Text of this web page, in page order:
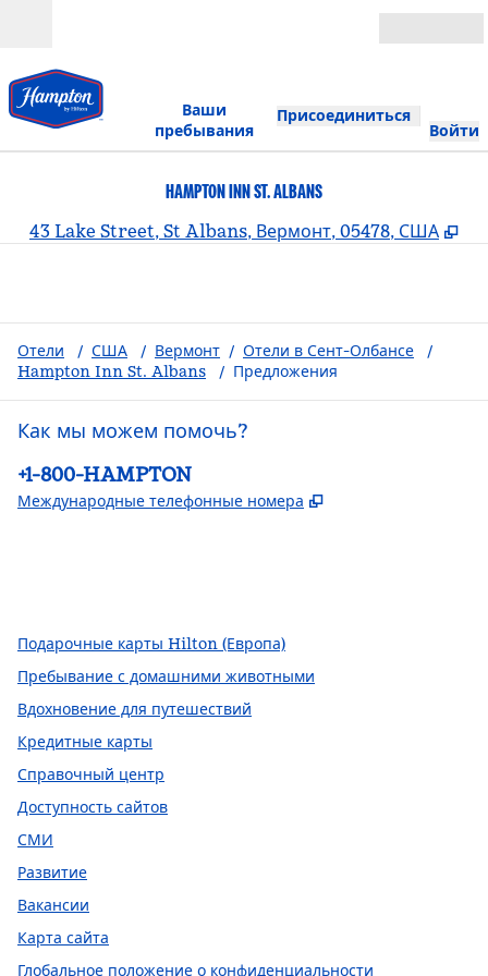
Ваши
пребывания
Присоединиться
Войти
HAMPTON INN ST. ALBANS
43 Lake Street, St Albans, Вермонт, 05478, США ,
Отели / США / Вермонт / Отели в Сент-Олбансе
/
Hampton Inn St. Albans
/ Предложения
Как мы можем помочь?
Телефон:
+1-800-HAMPTON
Международные телефонные номера ,
Подарочные карты Hilton (Европа)
Пребывание с домашними животными
Вдохновение для путешествий
Кредитные карты
Справочный центр
Доступность сайтов
СМИ
Развитие
Вакансии
Карта сайта
Глобальное положение о конфиденциальности